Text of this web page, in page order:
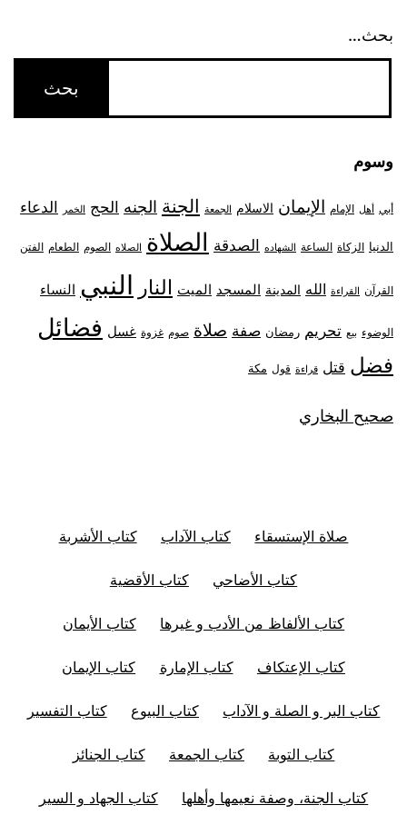
بحث…
وسوم
أبي أهل الإمام الإيمان الاسلام الجمعة الجنة الجنه الحج الخمر الدعاء
الدنيا الزكاة الساعة الشهاده الصدقة الصلاة الصلاه الصوم الطعام الفتن
القرآن القراءة الله المدينة المسجد الميت النار النبي النساء
الوضوء بيع تحريم رمضان صفة صلاة صوم غزوة غسل فضائل
فضل قتل قراءة قول مكة
صحيح البخاري
صلاة الإستسقاء كتاب الآداب كتاب الأشربة
كتاب الأضاحي كتاب الأقضية
كتاب الألفاظ من الأدب و غيرها كتاب الأيمان
كتاب الإعتكاف كتاب الإمارة كتاب الإيمان
كتاب البر و الصلة و الآداب كتاب البيوع كتاب التفسير
كتاب التوبة كتاب الجمعة كتاب الجنائز
كتاب الجنة، وصفة نعيمها وأهلها كتاب الجهاد و السير